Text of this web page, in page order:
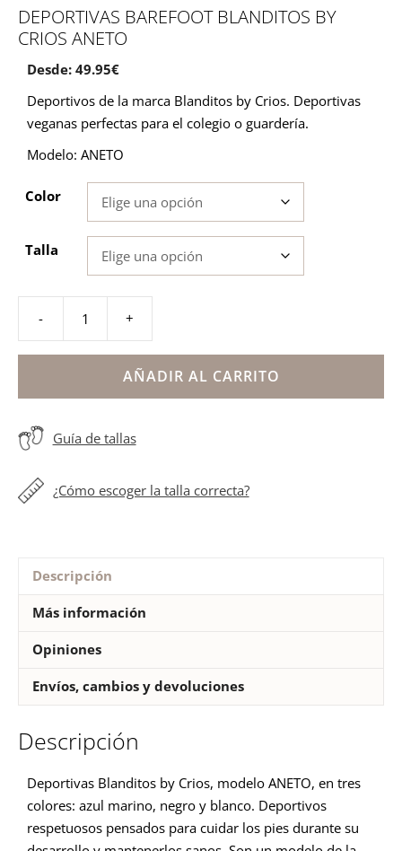
DEPORTIVAS BAREFOOT BLANDITOS BY
CRIOS ANETO
Desde: 49.95€
Deportivos de la marca Blanditos by Crios. Deportivas
veganas perfectas para el colegio o guardería.
Modelo: ANETO
Color
Talla
-
barefoot
Blanditos
by
+
AÑADIR AL CARRITO
Guía de tallas
¿Cómo escoger la talla correcta?
Descripción
Más información
Opiniones
Envíos, cambios y devoluciones
Descripción
Deportivas Blanditos by Crios, modelo ANETO, en tres
colores: azul marino, negro y blanco. Deportivos
respetuosos pensados para cuidar los pies durante su